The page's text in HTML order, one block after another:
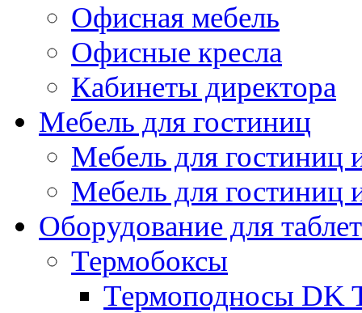
Офисная мебель
Офисные кресла
Кабинеты директора
Мебель для гостиниц
Мебель для
Мебель для гостиниц
Оборудование для
Термобоксы
Термоподносы DK